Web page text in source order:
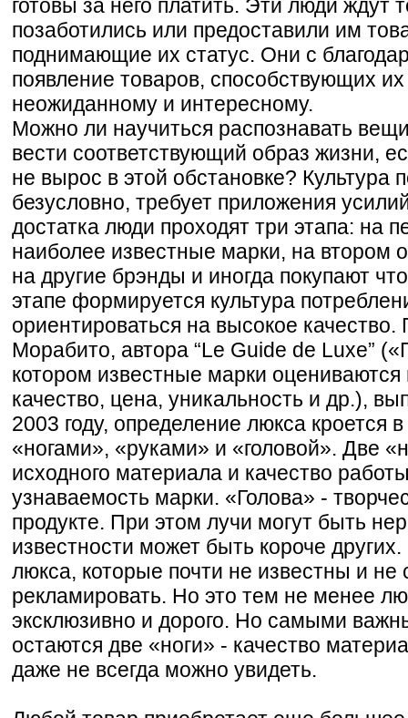
готовы за него платить. Эти люди ждут
позаботились или предоставили им
поднимающие их статус. Они с
появление товаров, способствующих
неожиданному и интересному.
Можно ли научиться распознавать
вести соответствующий образ жизни,
не вырос в этой обстановке? Культура
безусловно, требует приложения
достатка люди проходят три этапа: на
наиболее известные марки, на втором
на другие брэнды и иногда покупают
этапе формируется культура
ориентироваться на высокое
Морабито, автора “Le Guide de Luxe”
котором известные марки оцениваются
качество, цена, уникальность и др.),
2003 году, определение люкса кроется
«ногами», «руками» и «головой». Две
исходного материала и качество
узнаваемость марки. «Голова» -
продукте. При этом лучи могут быть
известности может быть короче
люкса, которые почти не известны и не
рекламировать. Но это тем не менее
эксклюзивно и дорого. Но самыми
остаются две «ноги» - качество
даже не всегда можно увидеть.